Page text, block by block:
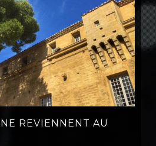
REVIENNENT AU